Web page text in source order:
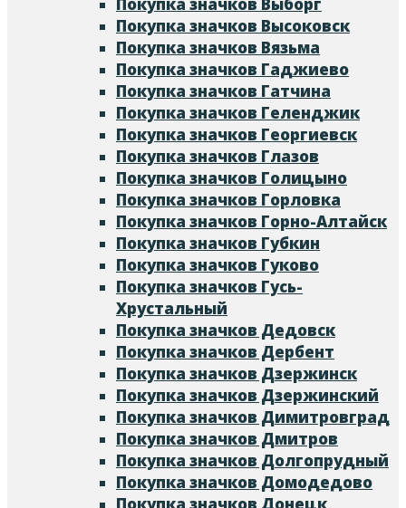
Покупка значков Высоковск
Покупка значков Вязьма
Покупка значков Гаджиево
Покупка значков Гатчина
Покупка значков Геленджик
Покупка значков Георгиевск
Покупка значков Глазов
Покупка значков Голицыно
Покупка значков Горловка
Покупка значков Горно-Алтайск
Покупка значков Губкин
Покупка значков Гуково
Покупка значков Гусь-
Хрустальный
Покупка значков Дедовск
Покупка значков Дербент
Покупка значков Дзержинск
Покупка значков Дзержинский
Покупка значков Димитровград
Покупка значков Дмитров
Покупка значков Долгопрудный
Покупка значков Домодедово